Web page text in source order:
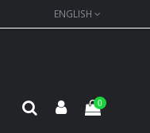
ENGLISH
0